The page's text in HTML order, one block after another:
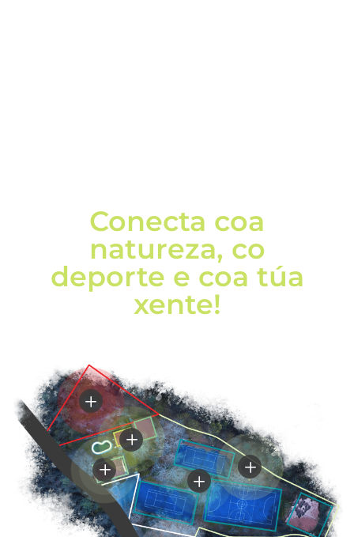
Conecta coa
natureza, co
deporte e coa túa
xente!
L
L
L
L
L